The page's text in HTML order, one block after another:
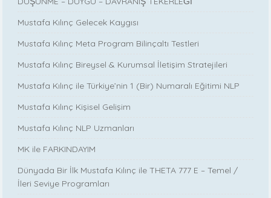
Mustafa Kılınç Gelecek Kaygısı
Mustafa Kılınç Meta Program Bilinçaltı Testleri
Mustafa Kılınç Bireysel & Kurumsal İletişim Stratejileri
Mustafa Kılınç ile Türkiye’nin 1 (Bir) Numaralı Eğitimi NLP
Mustafa Kılınç Kişisel Gelişim
Mustafa Kılınç NLP Uzmanları
MK ile FARKINDAYIM
Dünyada Bir İlk Mustafa Kılınç ile THETA 777 E – Temel /
İleri Seviye Programları